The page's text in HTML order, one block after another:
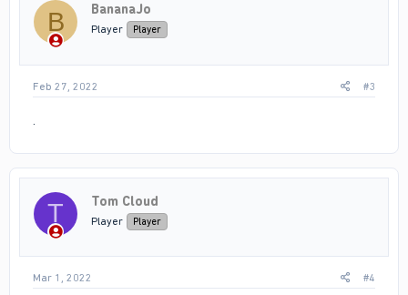
o
n
s
B BananaJo
Player Player
Feb 27, 2022 #3
.
T Tom Cloud
Player Player
Mar 1, 2022 #4